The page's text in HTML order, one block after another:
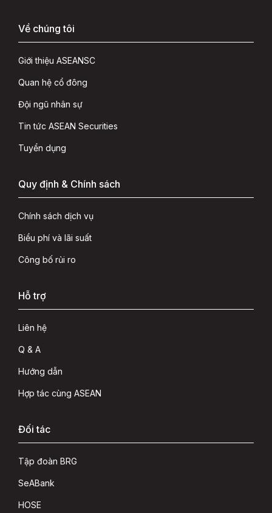
Về chúng tôi
Giới thiệu ASEANSC
Quan hệ cổ đông
Đội ngũ nhân sự
Tin tức ASEAN Securities
Tuyển dụng
Quy định & Chính sách
Chính sách dịch vụ
Biểu phí và lãi suất
Công bố rủi ro
Hỗ trợ
Liên hệ
Q & A
Hướng dẫn
Hợp tác cùng ASEAN
Đối tác
Tập đoàn BRG
SeABank
HOSE